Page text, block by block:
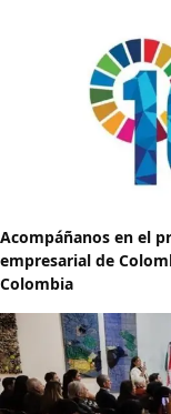
Acompáñanos en el
empresarial de
Colombia